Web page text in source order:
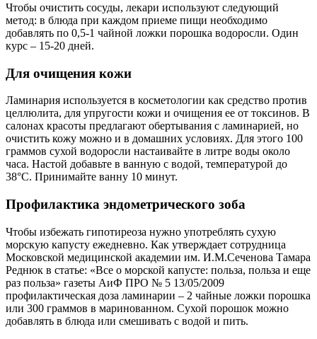
Чтобы очистить сосуды, лекари используют следующий
метод: в блюда при каждом приеме пищи необходимо
добавлять по 0,5-1 чайной ложки порошка водоросли. Один
курс – 15-20 дней.
Для очищения кожи
Ламинария используется в косметологии как средство против
целлюлита, для упругости кожи и очищения ее от токсинов. В
салонах красоты предлагают обертывания с ламинарией, но
очистить кожу можно и в домашних условиях. Для этого 100
граммов сухой водоросли настаивайте в литре воды около
часа. Настой добавьте в ванную с водой, температурой до
38°С. Принимайте ванну 10 минут.
Профилактика эндометрического зоба
Чтобы избежать гипотиреоза нужно употреблять сухую
морскую капусту ежедневно. Как утверждает сотрудница
Московской медицинской академии им. И.М.Сеченова Тамара
Реднюк в статье: «Все о морской капусте: польза, польза и еще
раз польза» газеты АиФ ПРО № 5 13/05/2009
профилактическая доза ламинарии – 2 чайные ложки порошка
или 300 граммов в маринованном. Сухой порошок можно
добавлять в блюда или смешивать с водой и пить.